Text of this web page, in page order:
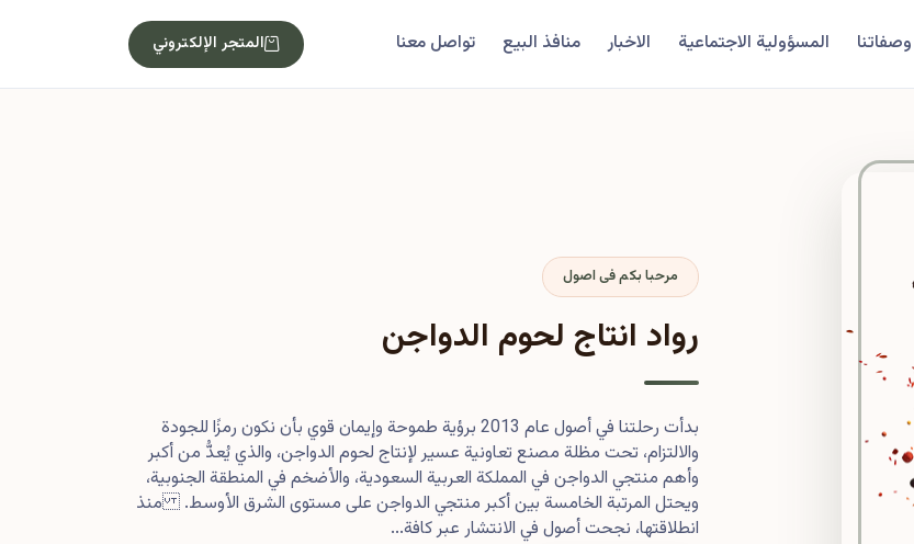
وصفاتنا المسؤولية الاجتماعية الاخبار منافذ البيع تواصل معنا المتجر الإلكتروني
مرحبا بكم فى اصول
رواد انتاج لحوم الدواجن
بدأت رحلتنا في أصول عام 2013 برؤية طموحة وإيمان قوي بأن نكون رمزًا للجودة
والالتزام، تحت مظلة مصنع تعاونية عسير لإنتاج لحوم الدواجن، والذي يُعدُّ من أكبر
وأهم منتجي الدواجن في المملكة العربية السعودية، والأضخم في المنطقة الجنوبية،
ويحتل المرتبة الخامسة بين أكبر منتجي الدواجن على مستوى الشرق الأوسط. منذ
انطلاقتها، نجحت أصول في الانتشار عبر كافة...